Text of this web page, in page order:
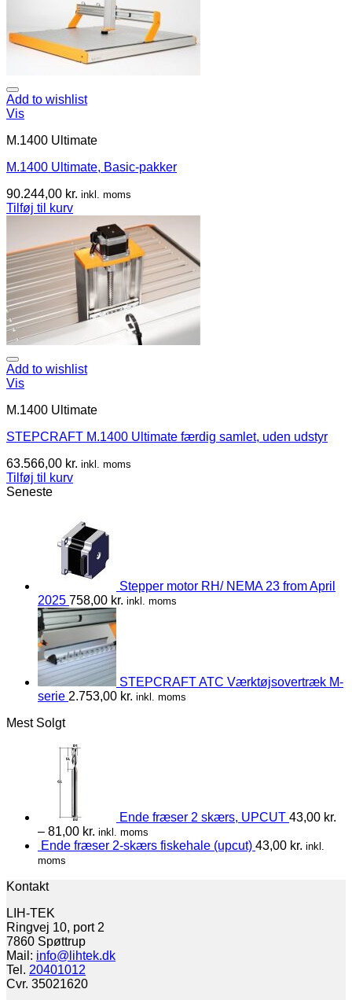
Add to wishlist
Vis
M.1400 Ultimate
M.1400 Ultimate, Basic-pakker
90.244,00 kr. inkl. moms
Tilføj til kurv
Add to wishlist
Vis
M.1400 Ultimate
STEPCRAFT M.1400 Ultimate færdig samlet, uden udstyr
63.566,00 kr. inkl. moms
Tilføj til kurv
Seneste
Stepper motor RH/ NEMA 23 from April
2025 758,00 kr. inkl. moms
STEPCRAFT ATC Værktøjsovertræk M-
serie 2.753,00 kr. inkl. moms
Mest Solgt
Ende fræser 2 skærs, UPCUT 43,00 kr.
– 81,00 kr. inkl. moms
Ende fræser 2-skærs fiskehale (upcut) 43,00 kr. inkl.
moms
Kontakt
LIH-TEK
Ringvej 10, port 2
7860 Spøttrup
Mail: info@lihtek.dk
Tel. 20401012
Cvr. 35021620